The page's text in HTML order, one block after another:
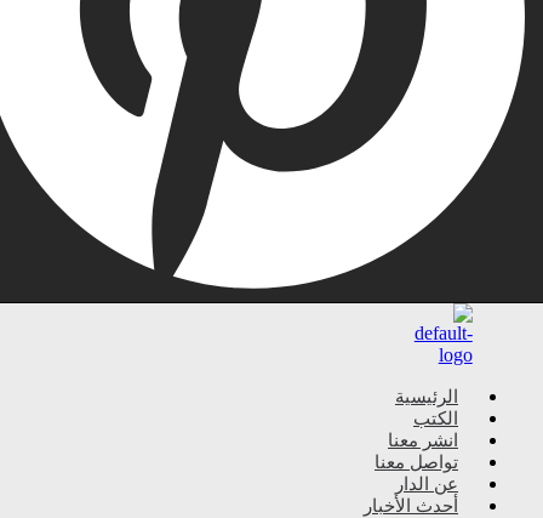
الرئيسية
الكتب
انشر معنا
تواصل معنا
عن الدار
أحدث الأخبار